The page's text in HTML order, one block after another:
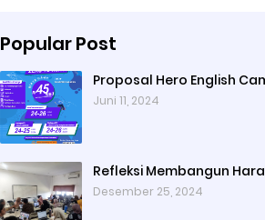
Popular Post
Proposal Hero English
Juni 11, 2024
Refleksi Membangun
Desember 25, 2024